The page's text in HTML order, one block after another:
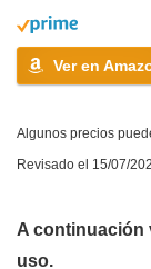
Ver en
Algunos precios
Revisado el 15/07/
A continuación
uso.